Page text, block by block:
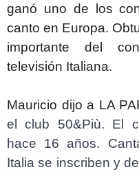
ganó uno de los
canto en Europa.
importante del
televisión Italiana.
Mauricio dijo a LA
el club 50&Più. El
hace 16 años.
Italia se inscriben y